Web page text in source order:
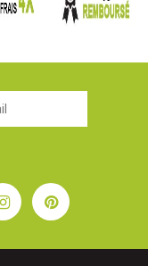
InstagramPinterest